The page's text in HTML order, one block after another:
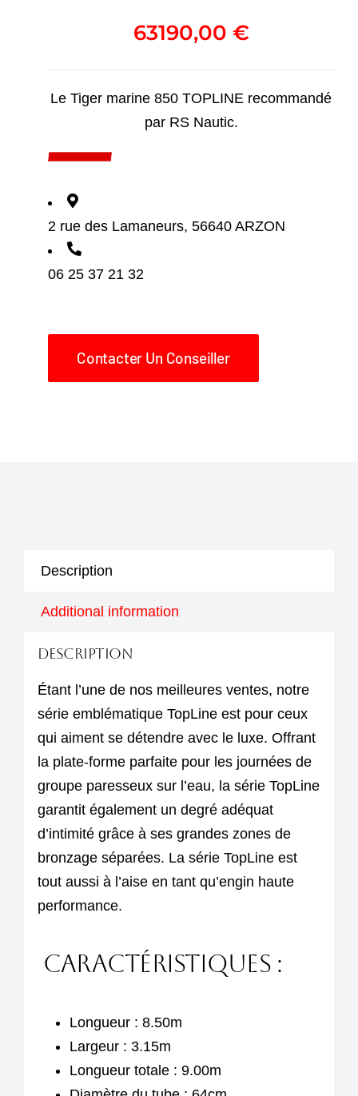
63190,00 €
Le Tiger marine 850 TOPLINE recommandé
par RS Nautic.
2 rue des Lamaneurs, 56640 ARZON
06 25 37 21 32
Contacter Un Conseiller
Description
Additional information
Description
Étant l’une de nos meilleures ventes, notre
série emblématique TopLine est pour ceux
qui aiment se détendre avec le luxe. Offrant
la plate-forme parfaite pour les journées de
groupe paresseux sur l’eau, la série TopLine
garantit également un degré adéquat
d’intimité grâce à ses grandes zones de
bronzage séparées. La série TopLine est
tout aussi à l’aise en tant qu’engin haute
performance.
Caractéristiques :
Longueur : 8.50m
Largeur : 3.15m
Longueur totale : 9.00m